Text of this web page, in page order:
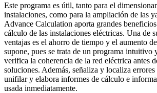
Este programa es útil, tanto para el
instalaciones, como para la ampliación de las
Advance Calculation aporta grandes
cálculo de las instalaciones eléctricas. Una de
ventajas es el ahorro de tiempo y el aumento
supone, pues se trata de un programa intuitivo
verifica la coherencia de la red eléctrica antes
soluciones. Además, señaliza y localiza errores
unifilar y elabora informes de cálculo e
usada inmediatamente.